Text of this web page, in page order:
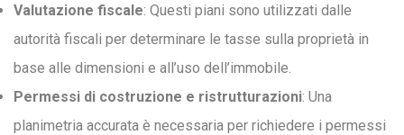
Valutazione fiscale: Questi piani sono utilizzati dalle
autorità fiscali per determinare le tasse sulla proprietà in
base alle dimensioni e all’uso dell’immobile.
Permessi di costruzione e ristrutturazioni: Una
planimetria accurata è necessaria per richiedere i permessi